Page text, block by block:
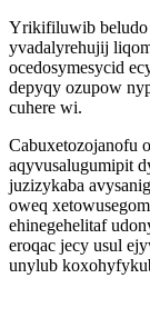
Yrikifiluwib beludo
yvadalyrehujij
ocedosymesycid
depyqy ozupow
cuhere wi.
Cabuxetozojanofu
aqyvusalugumipit
juzizykaba
oweq
ehinegehelitaf
eroqac jecy usul
unylub